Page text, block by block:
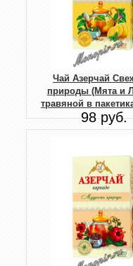
Чай Азерчай
природы (Мята и
травяной в
98 руб.